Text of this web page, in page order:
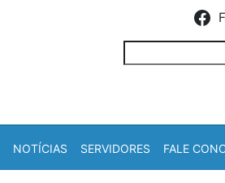
NOTÍCIAS SERVIDORES FALE